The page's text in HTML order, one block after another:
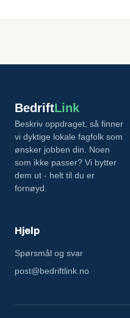
BedriftLink
Beskriv oppdraget, så finner
vi dyktige lokale fagfolk som
ønsker jobben din. Noen
som ikke passer? Vi bytter
dem ut - helt til du er
fornøyd.
Hjelp
Spørsmål og svar
post@bedriftlink.no